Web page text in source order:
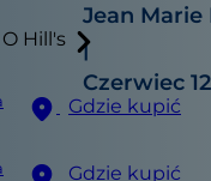
O Hill's
Gdzie kupić
Gdzie kupić
Jean Marie
|
Czerwiec